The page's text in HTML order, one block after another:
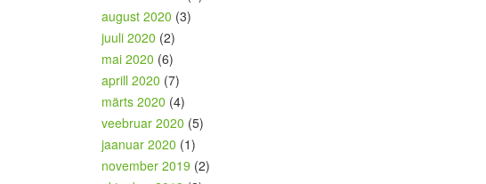
august 2020 (3)
juuli 2020 (2)
mai 2020 (6)
aprill 2020 (7)
märts 2020 (4)
veebruar 2020 (5)
jaanuar 2020 (1)
november 2019 (2)